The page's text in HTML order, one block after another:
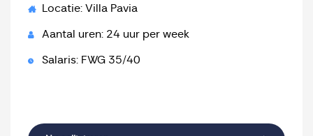
Locatie: Villa Pavia
Aantal uren: 24 uur per week
Salaris: FWG 35/40